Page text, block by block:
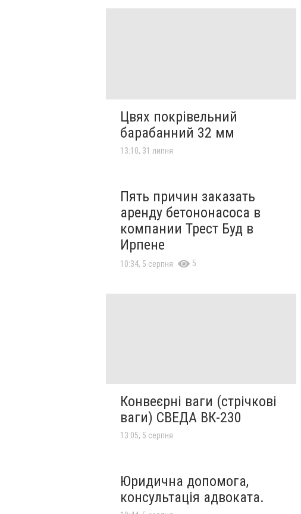
Цвях покрівельний
барабанний 32 мм
13:10, 31 липня
Пять причин заказать
аренду бетононасоса в
компании Трест Буд в
Ирпене
10:34, 5 серпня 5
Конвеєрні ваги (стрічкові
ваги) СВЕДА ВК-230
13:05, 5 серпня
Юридична допомога,
консультація адвоката.